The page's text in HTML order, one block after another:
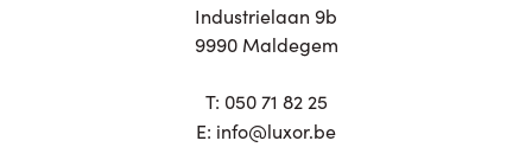
Industrielaan 9b
9990 Maldegem
T: 050 71 82 25
E: info@luxor.be